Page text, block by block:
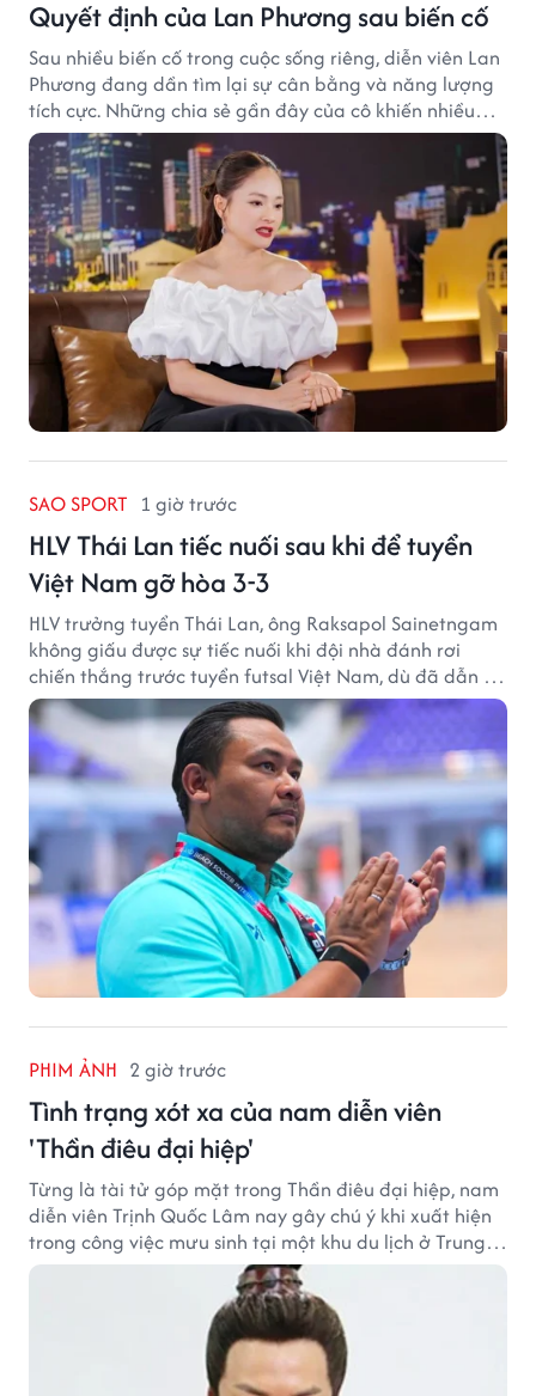
Quyết định của Lan Phương sau biến cố
Sau nhiều biến cố trong cuộc sống riêng, diễn viên Lan
Phương đang dần tìm lại sự cân bằng và năng lượng
tích cực. Những chia sẻ gần đây của cô khiến nhiều
khán giả thêm yêu mến và dành sự đồng cảm.
SAO SPORT 1 giờ trước
HLV Thái Lan tiếc nuối sau khi để tuyển
Việt Nam gỡ hòa 3-3
HLV trưởng tuyển Thái Lan, ông Raksapol Sainetngam
không giấu được sự tiếc nuối khi đội nhà đánh rơi
chiến thắng trước tuyển futsal Việt Nam, dù đã dẫn tới
3-0 sau hiệp một.
PHIM ẢNH 2 giờ trước
Tình trạng xót xa của nam diễn viên
'Thần điêu đại hiệp'
Từng là tài tử góp mặt trong Thần điêu đại hiệp, nam
diễn viên Trịnh Quốc Lâm nay gây chú ý khi xuất hiện
trong công việc mưu sinh tại một khu du lịch ở Trung
Quốc.